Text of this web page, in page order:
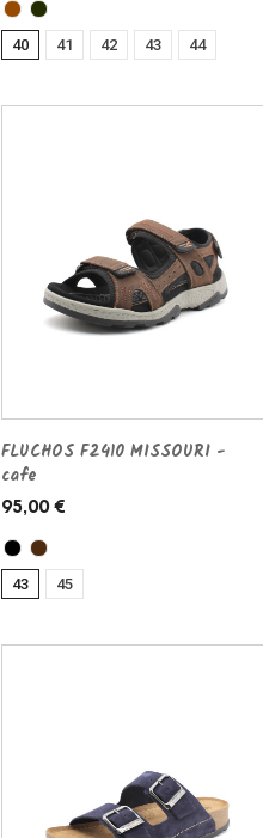
40 41 42 43 44
FLUCHOS F2410 MISSOURI -
cafe
95,00 €
43 45